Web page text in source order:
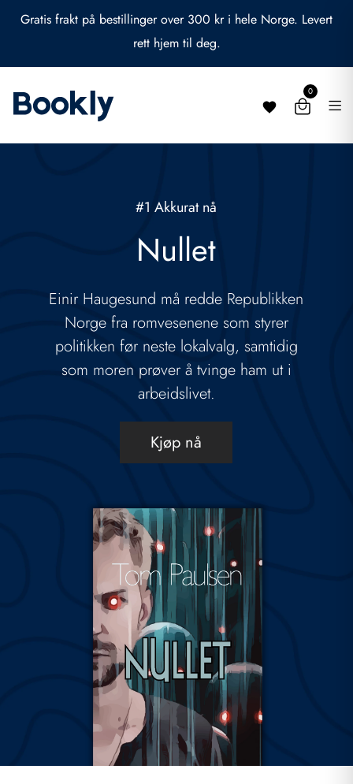
Gratis frakt på bestillinger over 300 kr i hele Norge. Levert
rett hjem til deg.
0
#1 Akkurat nå
Nullet
Einir Haugesund må redde Republikken
Norge fra romvesenene som styrer
politikken før neste lokalvalg, samtidig
som moren prøver å tvinge ham ut i
arbeidslivet.
Kjøp nå